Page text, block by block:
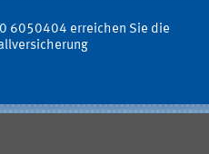
6050404 erreichen Sie die